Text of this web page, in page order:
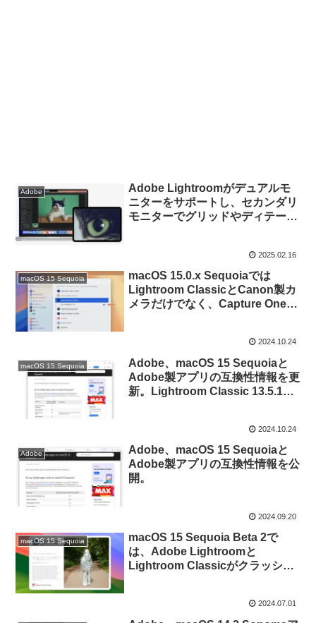
Adobe
Adobe Lightroomがデュアルモ
ニターをサポートし、セカンダリ
モニターでグリッドやディテール
2025.02.16
macOS 15 Sequoia
macOS 15.0.x Sequoiaでは
Lightroom ClassicとCanon製カ
メラだけでなく、Capture Oneや
2024.10.24
macOS 15 Sequoia
Adobe、macOS 15 Sequoiaと
Adobe製アプリの互換性情報を更
新。Lightroom Classic 13.5.1で
2024.10.24
Adobe
Adobe、macOS 15 Sequoiaと
Adobe製アプリの互換性情報を公
開。
2024.09.20
macOS 15 Sequoia
macOS 15 Sequoia Beta 2で
は、Adobe Lightroomと
Lightroom Classicがクラッシュ
2024.07.01